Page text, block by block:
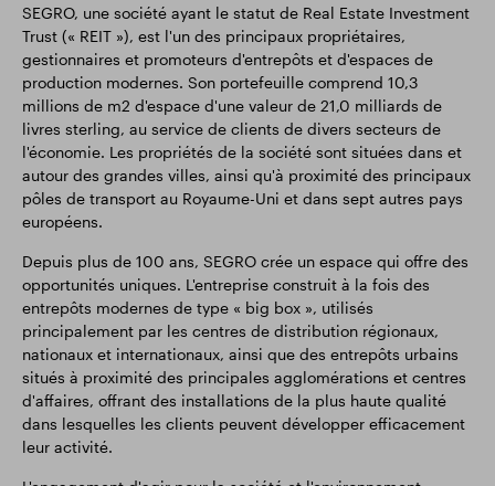
SEGRO, une société ayant le statut de Real Estate Investment
Trust (« REIT »), est l'un des principaux propriétaires,
gestionnaires et promoteurs d'entrepôts et d'espaces de
production modernes. Son portefeuille comprend 10,3
millions de m2 d'espace d'une valeur de 21,0 milliards de
livres sterling, au service de clients de divers secteurs de
l'économie. Les propriétés de la société sont situées dans et
autour des grandes villes, ainsi qu'à proximité des principaux
pôles de transport au Royaume-Uni et dans sept autres pays
européens.
Depuis plus de 100 ans, SEGRO crée un espace qui offre des
opportunités uniques. L'entreprise construit à la fois des
entrepôts modernes de type « big box », utilisés
principalement par les centres de distribution régionaux,
nationaux et internationaux, ainsi que des entrepôts urbains
situés à proximité des principales agglomérations et centres
d'affaires, offrant des installations de la plus haute qualité
dans lesquelles les clients peuvent développer efficacement
leur activité.